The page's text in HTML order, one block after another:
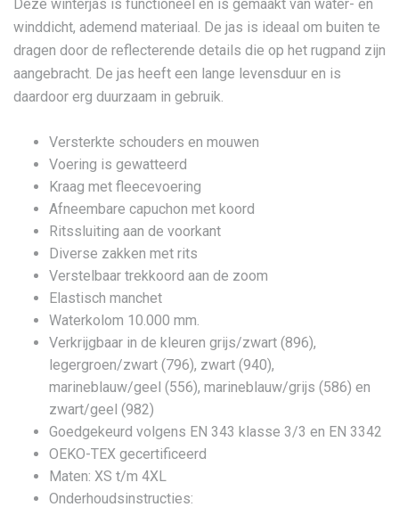
Deze winterjas is functioneel en is gemaakt van water- en
winddicht, ademend materiaal. De jas is ideaal om buiten te
dragen door de reflecterende details die op het rugpand zijn
aangebracht. De jas heeft een lange levensduur en is
daardoor erg duurzaam in gebruik.
Versterkte schouders en mouwen
Voering is gewatteerd
Kraag met fleecevoering
Afneembare capuchon met koord
Ritssluiting aan de voorkant
Diverse zakken met rits
Verstelbaar trekkoord aan de zoom
Elastisch manchet
Waterkolom 10.000 mm.
Verkrijgbaar in de kleuren grijs/zwart (896),
legergroen/zwart (796), zwart (940),
marineblauw/geel (556), marineblauw/grijs (586) en
zwart/geel (982)
Goedgekeurd volgens EN 343 klasse 3/3 en EN 3342
OEKO-TEX gecertificeerd
Maten: XS t/m 4XL
Onderhoudsinstructies: